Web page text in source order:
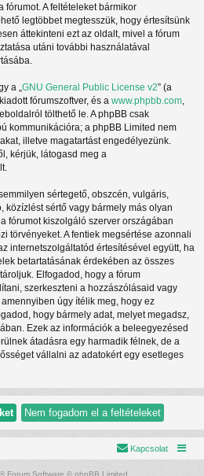
fórumot. A feltételeket bármikor
legtöbbet megtesszük, hogy értesítsünk
áttekinteni ezt az oldalt, mivel a fórum
utáni további használatával
a „ GNU General Public License v2” (a
fórumszoftver, és a www.phpbb.com
tölthető le. A phpBB csak
kommunikációra; a phpBB Limited nem
illetve magatartást engedélyezünk.
kérjük, látogasd meg a
sértegető, obszcén, vulgáris,
közízlést sértő vagy bármely más olyan
fórumot kiszolgáló szerver országában
törvényeket. A fentiek megsértése azonnali
internetszolgáltatód értesítésével együtt, ha
betartatásának érdekében az összes
Elfogadod, hogy a fórum
szerkeszteni a hozzászólásaid vagy
úgy ítélik meg, hogy ez
hogy bármely adat, melyet megadsz,
Ezek az információk a beleegyezésed
átadásra egy harmadik félnek, de a
vállalni az adatokért egy esetleges
Kapcsolat
® Forum Software © phpBB Limited